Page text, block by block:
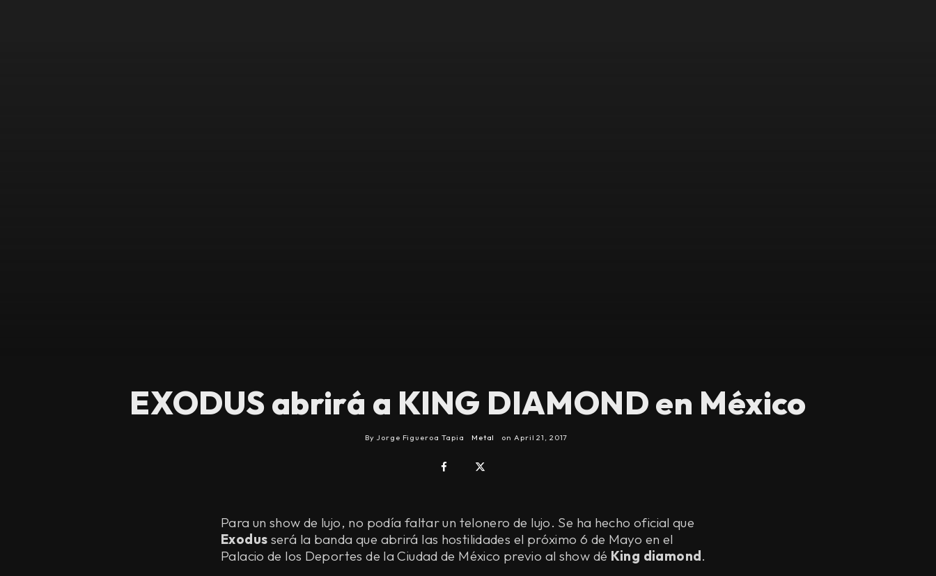
EXODUS abrirá a KING DIAMOND en México
By Jorge Figueroa Tapia Metal on April 21, 2017
Para un show de lujo, no podía faltar un telonero de lujo. Se ha hecho oficial que
Exodus será la banda que abrirá las hostilidades el próximo 6 de Mayo en el
Palacio de los Deportes de la Ciudad de México previo al show dé King diamond.